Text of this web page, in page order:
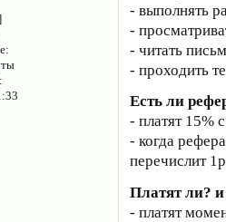
- выполнять
-
- читать
- проходить
Есть ли
- платят 15%
- когда
перечислит
Платят ли?
- платят